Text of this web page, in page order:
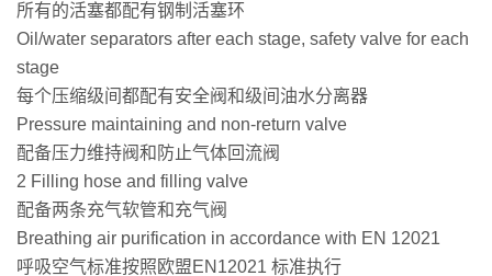
所有的活塞都配有钢制活塞环
Oil/water separators after each stage, safety valve for each
stage
每个压缩级间都配有安全阀和级间油水分离器
Pressure maintaining and non-return valve
配备压力维持阀和防止气体回流阀
2 Filling hose and filling valve
配备两条充气软管和充气阀
Breathing air purification in accordance with EN 12021
呼吸空气标准按照欧盟EN12021 标准执行